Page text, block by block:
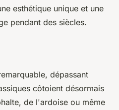
esthétique unique et une
pendant des siècles.
dépassant
côtoient désormais
de l'ardoise ou même